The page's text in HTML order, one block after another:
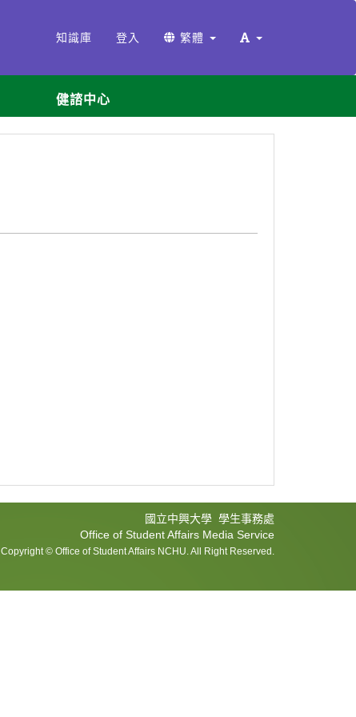
知識庫 登入 繁體
健諮中心
國立中興大學 學生事務處
Office of Student Affairs Media Service
Copyright © Office of Student Affairs NCHU. All Right Reserved.